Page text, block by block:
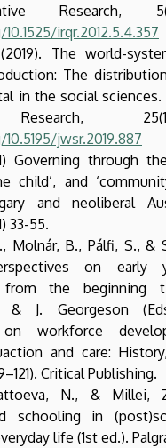
Research,
irqr.2012.5.4.357
The world-
The
in the social
jwsr.2019.887
Governing through
child’, and
and neoliberal
33-55.
Molnár, B., Pálfi, S., &
on early
from the
& J. Georgeson
on workforce
and care:
Critical Publishing.
N., & Millei,
schooling in
life (1st ed.).